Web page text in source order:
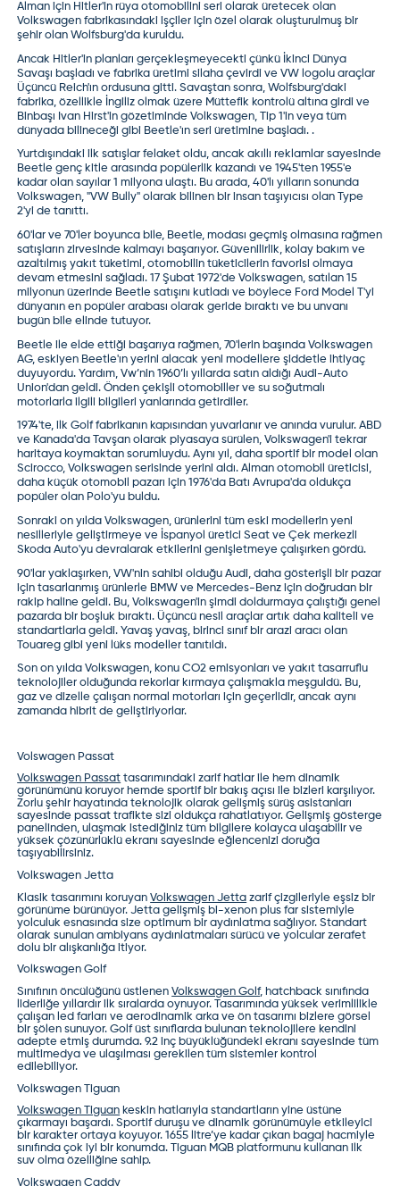
Alman için Hitler'in rüya otomobilini seri olarak üretecek olan
Volkswagen fabrikasındaki işçiler için özel olarak oluşturulmuş bir
şehir olan Wolfsburg'da kuruldu.
Ancak Hitler'in planları gerçekleşmeyecekti çünkü İkinci Dünya
Savaşı başladı ve fabrika üretimi silaha çevirdi ve VW logolu araçlar
Üçüncü Reich'ın ordusuna gitti. Savaştan sonra, Wolfsburg'daki
fabrika, özellikle İngiliz olmak üzere Müttefik kontrolü altına girdi ve
Binbaşı Ivan Hirst'in gözetiminde Volkswagen, Tip 1'in veya tüm
dünyada bilineceği gibi Beetle'ın seri üretimine başladı. .
Yurtdışındaki ilk satışlar felaket oldu, ancak akıllı reklamlar sayesinde
Beetle genç kitle arasında popülerlik kazandı ve 1945'ten 1955'e
kadar olan sayılar 1 milyona ulaştı. Bu arada, 40'lı yılların sonunda
Volkswagen, "VW Bully" olarak bilinen bir insan taşıyıcısı olan Type
2'yi de tanıttı.
60'lar ve 70'ler boyunca bile, Beetle, modası geçmiş olmasına rağmen
satışların zirvesinde kalmayı başarıyor. Güvenilirlik, kolay bakım ve
azaltılmış yakıt tüketimi, otomobilin tüketicilerin favorisi olmaya
devam etmesini sağladı. 17 Şubat 1972'de Volkswagen, satılan 15
milyonun üzerinde Beetle satışını kutladı ve böylece Ford Model T'yi
dünyanın en popüler arabası olarak geride bıraktı ve bu unvanı
bugün bile elinde tutuyor.
Beetle ile elde ettiği başarıya rağmen, 70'lerin başında Volkswagen
AG, eskiyen Beetle'ın yerini alacak yeni modellere şiddetle ihtiyaç
duyuyordu. Yardım, Vw’nin 1960’lı yıllarda satın aldığı Audi-Auto
Union'dan geldi. Önden çekişli otomobiller ve su soğutmalı
motorlarla ilgili bilgileri yanlarında getirdiler.
1974'te, ilk Golf fabrikanın kapısından yuvarlanır ve anında vurulur. ABD
ve Kanada'da Tavşan olarak piyasaya sürülen, Volkswagen'i tekrar
haritaya koymaktan sorumluydu. Aynı yıl, daha sportif bir model olan
Scirocco, Volkswagen serisinde yerini aldı. Alman otomobil üreticisi,
daha küçük otomobil pazarı için 1976'da Batı Avrupa'da oldukça
popüler olan Polo'yu buldu.
Sonraki on yılda Volkswagen, ürünlerini tüm eski modellerin yeni
nesilleriyle geliştirmeye ve İspanyol üretici Seat ve Çek merkezli
Skoda Auto'yu devralarak etkilerini genişletmeye çalışırken gördü.
90'lar yaklaşırken, VW'nin sahibi olduğu Audi, daha gösterişli bir pazar
için tasarlanmış ürünlerle BMW ve Mercedes-Benz için doğrudan bir
rakip haline geldi. Bu, Volkswagen'in şimdi doldurmaya çalıştığı genel
pazarda bir boşluk bıraktı. Üçüncü nesil araçlar artık daha kaliteli ve
standartlarla geldi. Yavaş yavaş, birinci sınıf bir arazi aracı olan
Touareg gibi yeni lüks modeller tanıtıldı.
Son on yılda Volkswagen, konu CO2 emisyonları ve yakıt tasarruflu
teknolojiler olduğunda rekorlar kırmaya çalışmakla meşguldü. Bu,
gaz ve dizelle çalışan normal motorları için geçerlidir, ancak aynı
zamanda hibrit de geliştiriyorlar.
Volswagen Passat
Volkswagen Passat tasarımındaki zarif hatlar ile hem dinamik
görünümünü koruyor hemde sportif bir bakış açısı ile bizleri karşılıyor.
Zorlu şehir hayatında teknolojik olarak gelişmiş sürüş asistanları
sayesindepassat trafikte sizi oldukça rahatlatıyor. Gelişmiş gösterge
panelinden, ulaşmak istediğiniz tüm bilgilere kolayca ulaşabilir ve
yüksek çözünürlüklü ekranı sayesinde eğlencenizi doruğa
taşıyabilirsiniz.
Volkswagen Jetta
Klasik tasarımını koruyanVolkswagen Jetta zarif çizgileriyle eşsiz bir
görünüme bürünüyor.Jetta gelişmiş bi-xenon plus far sistemiyle
yolculuk esnasında size optimum bir aydınlatma sağlıyor. Standart
olarak sunulan ambiyans aydınlatmaları sürücü ve yolcular zerafet
dolu bir alışkanlığa itiyor.
Volkswagen Golf
Sınıfının öncülüğünü üstlenenVolkswagen Golf, hatchback sınıfında
liderliğe yıllardır ilk sıralarda oynuyor. Tasarımında yüksek verimlilikle
çalışan led farları ve aerodinamik arka ve ön tasarımı bizlere görsel
bir şölen sunuyor.Golfüst sınıflarda bulunan teknolojilere kendini
adepte etmiş durumda. 9.2 inç büyüklüğündeki ekranı sayesinde tüm
multimedya ve ulaşılması gerekilen tüm sistemler kontrol
edilebiliyor.
Volkswagen Tiguan
Volkswagen Tiguan keskin hatlarıyla standartların yine üstüne
çıkarmayı başardı.Sportifduruşu ve dinamik görünümüyle etkileyici
bir karakter ortaya koyuyor. 1655 litre’ye kadar çıkan bagaj hacmiyle
sınıfında çok iyi bir konumda.
Tiguan MQB platformunu kullanan ilk
suv olma özelliğine sahip.
Volkswagen Caddy